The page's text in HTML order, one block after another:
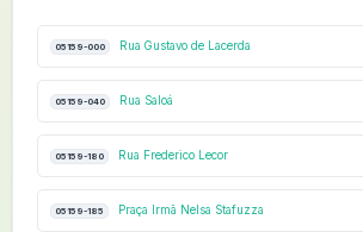
05159-000 Rua Gustavo de Lacerda
05159-040 Rua Saloá
05159-180 Rua Frederico Lecor
05159-185 Praça Irmã Nelsa Stafuzza